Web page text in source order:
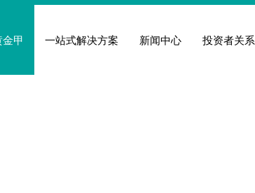
甲 一站式解决方案 新闻中心 投资者关系